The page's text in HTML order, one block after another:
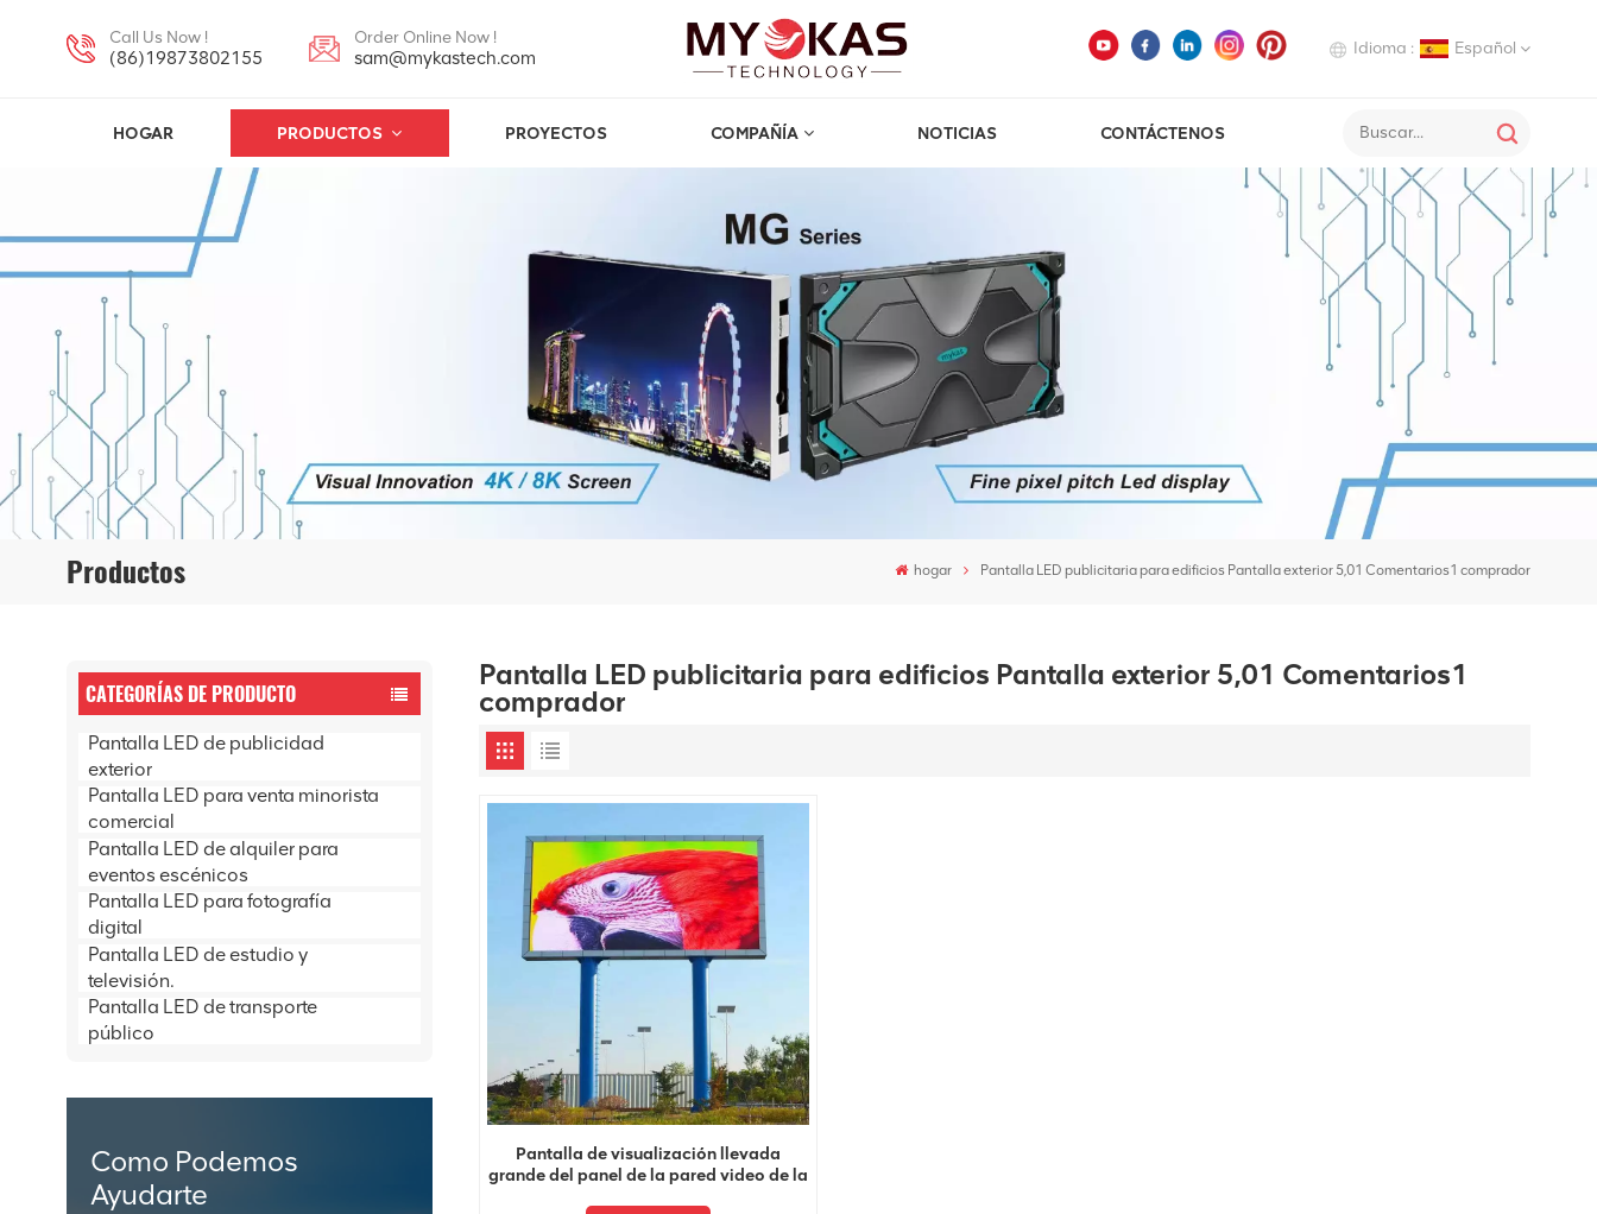
Call Us Now !
(86)19873802155
Order Online Now !
sam@mykastech.com Idioma : Español
Deutsch
Italiano
Español
HOGAR PRODUCTOS PROYECTOS COMPAÑÍA NOTICIAS CONTÁCTENOS
Productos hogar Pantalla LED publicitaria para edificios Pantalla exterior 5,01 Comentarios1 comprador
CATEGORÍAS DE PRODUCTO
Pantalla LED de publicidad
exterior
Pantalla LED para venta minorista
comercial
Pantalla LED de alquiler para
eventos escénicos
Pantalla LED para fotografía
digital
Pantalla LED de estudio y
televisión.
Pantalla LED de transporte
público
Como Podemos
Ayudarte
Pantalla LED publicitaria para edificios Pantalla exterior 5,01 Comentarios1
comprador
Pantalla de visualización llevada
grande del panel de la pared video de la